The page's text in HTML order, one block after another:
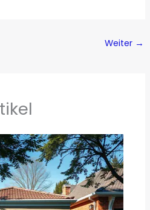
Weiter →